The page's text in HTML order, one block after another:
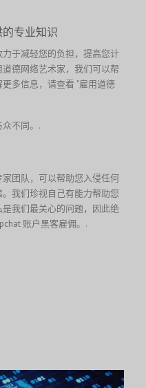
专业知识
于减轻您的负担，提高您计
德网络艺术家，我们可以帮
多信息，请查看 "雇用道德
不同。.
团队，可以帮助您入侵任何
我们珍视自己有能力帮助您
我们最关心的问题，因此绝
账户黑客雇佣。.